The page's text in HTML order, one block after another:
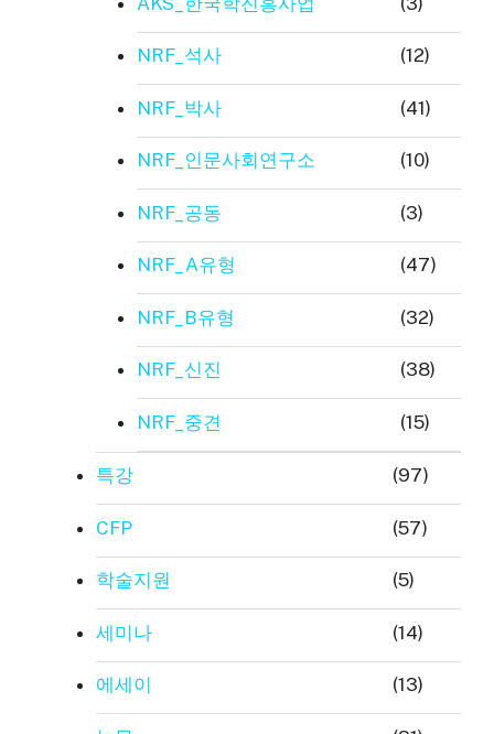
NRF_석사 (12)
NRF_박사 (41)
NRF_인문사회연구소 (10)
NRF_공동 (3)
NRF_A유형 (47)
NRF_B유형 (32)
NRF_신진 (38)
NRF_중견 (15)
특강 (97)
CFP (57)
학술지원 (5)
세미나 (14)
에세이 (13)